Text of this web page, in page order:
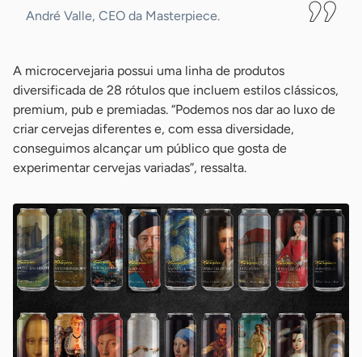
André Valle, CEO da Masterpiece.
A microcervejaria possui uma linha de produtos
diversificada de 28 rótulos que incluem estilos clássicos,
premium, pub e premiadas. “Podemos nos dar ao luxo de
criar cervejas diferentes e, com essa diversidade,
conseguimos alcançar um público que gosta de
experimentar cervejas variadas”, ressalta.